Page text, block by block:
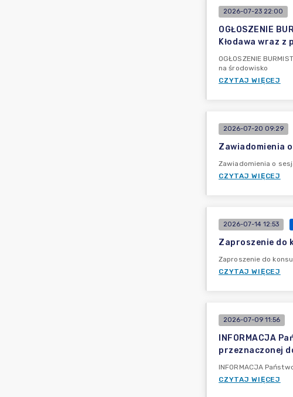
2026-07-23 22:00
OGŁOSZENIE
Kłodawa wraz z
OGŁOSZENIE
na środowisko
CZYTAJ WIĘCEJ
2026-07-20 09:29
Zawiadomienia
Zawiadomienia o
CZYTAJ WIĘCEJ
2026-07-14 12:53
Zaproszenie do
Zaproszenie do
CZYTAJ WIĘCEJ
2026-07-09 11:56
INFORMACJA
przeznaczonej
INFORMACJA
CZYTAJ WIĘCEJ